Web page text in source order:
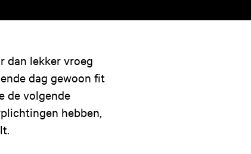
dan lekker vroeg
dag gewoon fit
de volgende
hebben,